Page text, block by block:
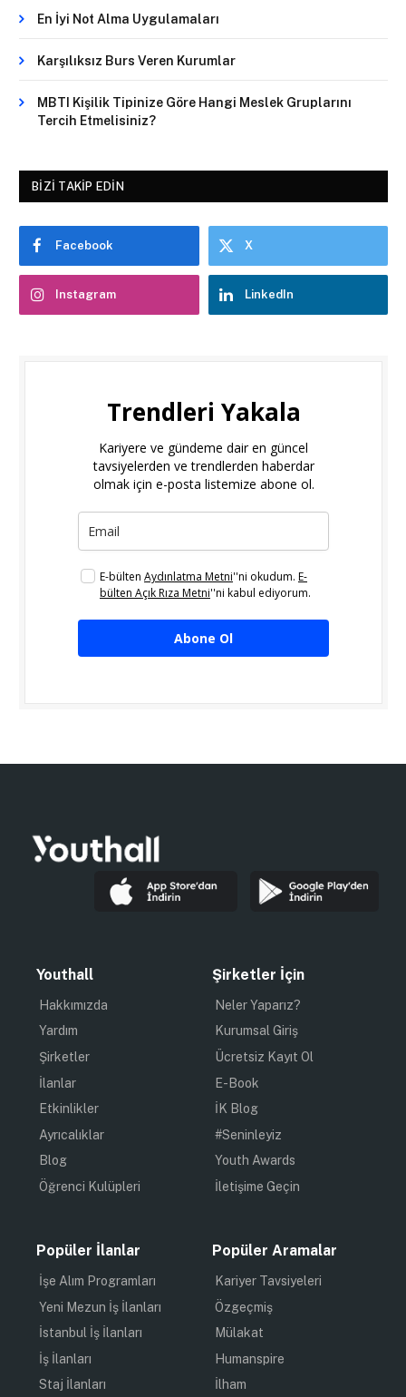
En İyi Not Alma Uygulamaları
Karşılıksız Burs Veren Kurumlar
MBTI Kişilik Tipinize Göre Hangi Meslek Gruplarını
Tercih Etmelisiniz?
BIZI TAKIP EDIN
Facebook X
Instagram LinkedIn
Trendleri Yakala
Kariyere ve gündeme dair en güncel
tavsiyelerden ve trendlerden haberdar
olmak için e-posta listemize abone ol.
E-bülten Aydınlatma Metni''ni okudum. E-
bülten Açık Rıza Metni''ni kabul ediyorum.
Abone Ol
Youthall
Hakkımızda
Yardım
Şirketler
İlanlar
Etkinlikler
Ayrıcalıklar
Blog
Öğrenci Kulüpleri
Şirketler İçin
Neler Yaparız?
Kurumsal Giriş
Ücretsiz Kayıt Ol
E-Book
İK Blog
#Seninleyiz
Youth Awards
İletişime Geçin
Popüler İlanlar
İşe Alım Programları
Yeni Mezun İş İlanları
İstanbul İş İlanları
İş İlanları
Staj İlanları
Popüler Aramalar
Kariyer Tavsiyeleri
Özgeçmiş
Mülakat
Humanspire
İlham